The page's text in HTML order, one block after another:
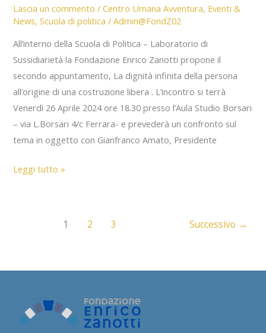
Lascia un commento /Centro Umana Avventura, Eventi &
News,Scuola di politica /Admin@FondZ02
All’interno della Scuola di Politica – Laboratorio di
Sussidiarietà la Fondazione Enrico Zanotti propone il
secondo appuntamento, La dignità infinita della persona
all’origine di una costruzione libera . L’incontro si terrà
Venerdì 26 Aprile 2024 ore 18.30 presso l’Aula Studio Borsari
– via L.Borsari 4/c Ferrara- e prevederà un confronto sul
tema in oggetto con Gianfranco Amato, Presidente
Scuola
26.04.2024
Leggi tutto »
1 2 3 Successivo →